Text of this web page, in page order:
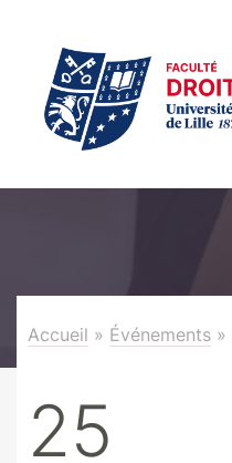
Accueil » Événements »
25